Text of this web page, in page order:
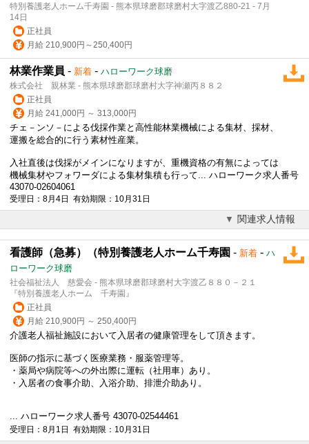
特別養護老人ホーム千寿園 - 熊本県球磨郡球磨村大字渡乙880-21 - 7月
14日
正社員
月給 210,900円～250,400円
林業作業員 - 新着 - ハローワーク球磨
株式会社 親林業 - 熊本県球磨郡球磨村大字神瀬丙８８２
正社員
月給 241,000円 ～ 313,000円
チェ－ンソ－による伐採作業と高性能林業機械による集材、採材、
運搬を総合的に行う素材性産業。
入社直後は伐採がメインになりますが、重機資格の有無によっては
機械集材やフォワーダによる集材集積も行って... ハローワーク求人番号
43070-02604061
受理日：8月4日 有効期限：10月31日
関連求人情報
看護師（急募）（特別養護老人ホーム千寿園 - 新着 - ハ
ローワーク球磨
社会福祉法人 慈愛会 - 熊本県球磨郡球磨村大字渡乙８８０－２１
『特別養護老人ホーム 千寿園』
正社員
月給 210,900円 ～ 250,400円
介護老人福祉施設において入居者の健康管理をして頂きます。
医師の指示に基づく医療業務・服薬管理等。
・薬局や病院等への外出際に運転（社用車）あり。
・入居者の食事介助、入浴介助、排泄介助あり。
... ハローワーク求人番号 43070-02544461
受理日：8月1日 有効期限：10月31日